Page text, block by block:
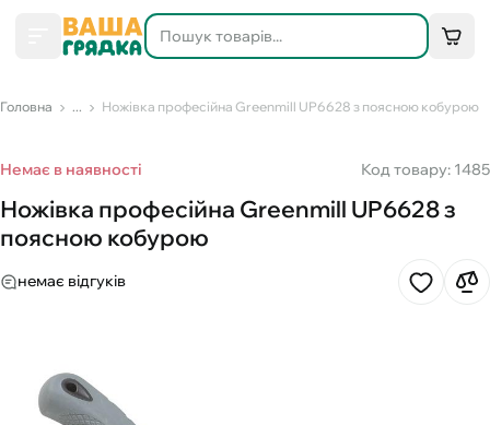
Головна ... Ножівка професійна Greenmill UP6628 з поясною кобурою
Немає в наявності Код товару: 1485
Ножівка професійна Greenmill UP6628 з
поясною кобурою
немає відгуків